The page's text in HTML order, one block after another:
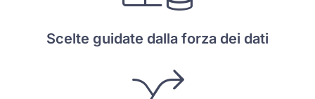
Scelte guidate dalla forza dei dati